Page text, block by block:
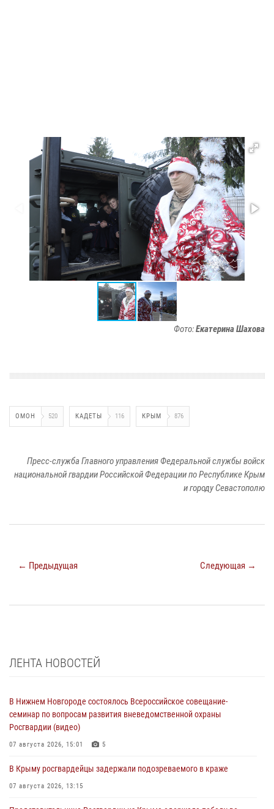
Фото:Екатерина Шахова
ОМОН 520 КАДЕТЫ 116 КРЫМ 876
Пресс-служба Главного управления Федеральной службы войск
национальной гвардии Российской Федерации по Республике Крым
и городу Севастополю
← Предыдущая Следующая →
ЛЕНТА НОВОСТЕЙ
В Нижнем Новгороде состоялось Всероссийское совещание-
семинар по вопросам развития вневедомственной охраны
Росгвардии (видео)
07 августа 2026, 15:01 5
В Крыму росгвардейцы задержали подозреваемого в краже
07 августа 2026, 13:15